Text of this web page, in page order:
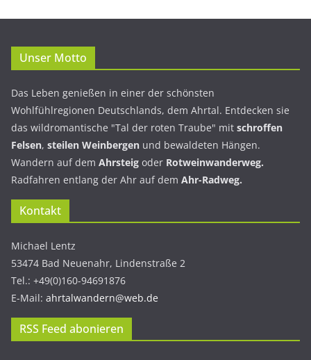
Unser Motto
Das Leben genießen in einer der schönsten
Wohlfühlregionen Deutschlands, dem Ahrtal. Entdecken sie
das wildromantische "Tal der roten Traube" mit schroffen
Felsen, steilen Weinbergen und bewaldeten Hängen.
Wandern auf dem Ahrsteig oder Rotweinwanderweg.
Radfahren entlang der Ahr auf dem Ahr-Radweg.
Kontakt
Michael Lentz
53474 Bad Neuenahr, Lindenstraße 2
Tel.: +49(0)160-94691876
E-Mail: ahrtalwandern@web.de
RSS Feed abonieren